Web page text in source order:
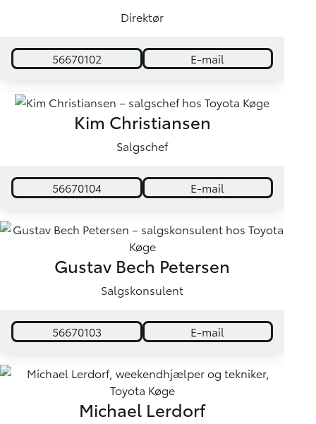
Direktør
56670102 E-mail
Kim Christiansen
Salgschef
56670104 E-mail
Gustav Bech Petersen
Salgskonsulent
56670103 E-mail
Michael Lerdorf